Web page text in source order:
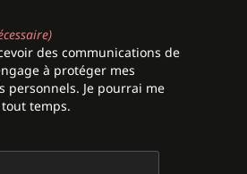
des communications de
à protéger mes
personnels. Je pourrai me
temps.